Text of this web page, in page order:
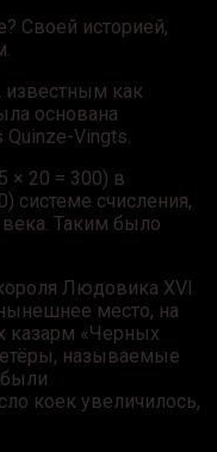
Своей историей,
как
основана
Vingts.
× 20 = 300) в
системе счисления,
Таким было
Людовика XVI
место, на
казарм «Черных
называемые
коек увеличилось,